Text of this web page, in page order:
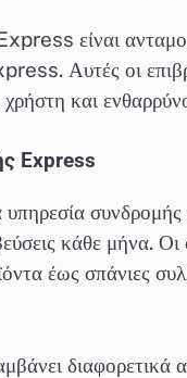
είναι
Αυτές οι
και
Express
κάθε μήνα.
έως σπάνιες
διαφορετικά